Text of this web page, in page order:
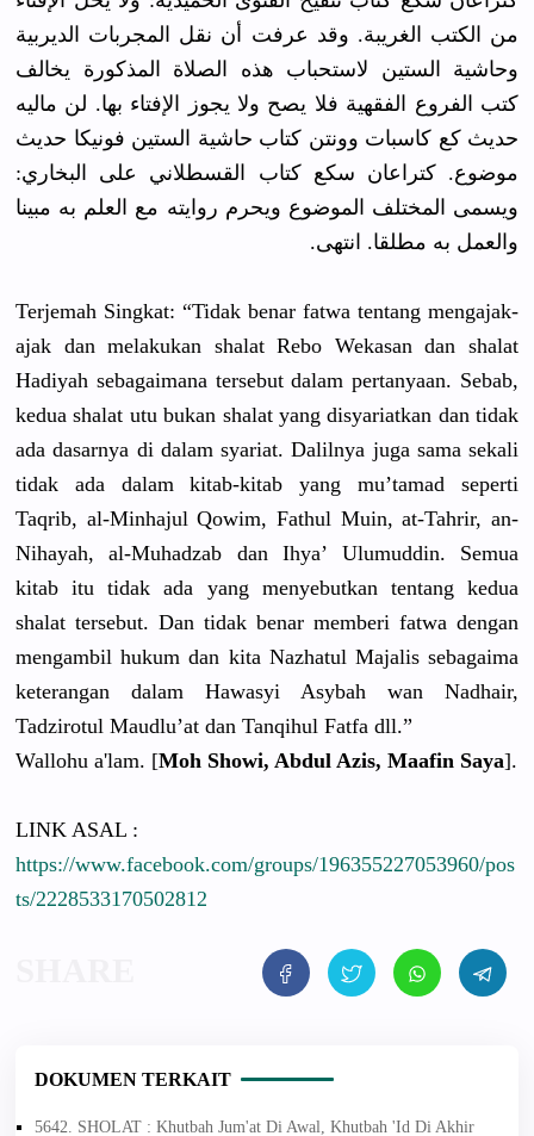
من الكتب الغريبة. وقد عرفت أن نقل المجربات الديربية
وحاشية الستين لاستحباب هذه الصلاة المذكورة يخالف
كتب الفروع الفقهية فلا يصح ولا يجوز الإفتاء بها. لن ماليه
حديث كع كاسبات وونتن كتاب حاشية الستين فونيكا حديث
موضوع. كتراعان سكع كتاب القسطلاني على البخاري:
ويسمى المختلف الموضوع ويحرم روايته مع العلم به مبينا
والعمل به مطلقا. انتهى.
Terjemah Singkat: “Tidak benar fatwa tentang mengajak-
ajak dan melakukan shalat Rebo Wekasan dan shalat
Hadiyah sebagaimana tersebut dalam pertanyaan. Sebab,
kedua shalat utu bukan shalat yang disyariatkan dan tidak
ada dasarnya di dalam syariat. Dalilnya juga sama sekali
tidak ada dalam kitab-kitab yang mu’tamad seperti
Taqrib, al-Minhajul Qowim, Fathul Muin, at-Tahrir, an-
Nihayah, al-Muhadzab dan Ihya’ Ulumuddin. Semua
kitab itu tidak ada yang menyebutkan tentang kedua
shalat tersebut. Dan tidak benar memberi fatwa dengan
mengambil hukum dan kita Nazhatul Majalis sebagaima
keterangan dalam Hawasyi Asybah wan Nadhair,
Tadzirotul Maudlu’at dan Tanqihul Fatfa dll.”
Wallohu a'lam. [Moh Showi, Abdul Azis, Maafin Saya].
LINK ASAL :
https://www.facebook.com/groups/196355227053960/pos
ts/2228533170502812
DOKUMEN TERKAIT
5642. SHOLAT : Khutbah Jum'at Di Awal, Khutbah 'Id Di Akhir